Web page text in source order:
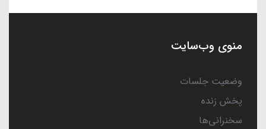
منوی وب‌سایت
وضعیت جلسات
پخش زنده
سخنرانی‌ها